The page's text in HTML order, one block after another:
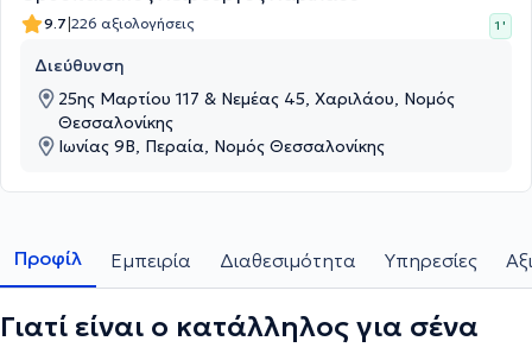
9.7|226 αξιολογήσεις 1 '
Διεύθυνση
25ης Μαρτίου 117 & Νεμέας 45, Χαριλάου, Νομός
Θεσσαλονίκης
Ιωνίας 9Β, Περαία, Νομός Θεσσαλονίκης
Προφίλ Εμπειρία Διαθεσιμότητα Υπηρεσίες
Γιατί είναι ο κατάλληλος για σένα